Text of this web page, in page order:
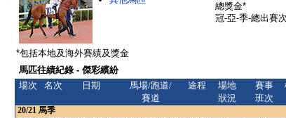
總獎金*
冠-亞-季-總出賽
*包括本地及海外賽績及獎金
馬匹往績紀錄 - 傑彩繽紛
場次
名次 日期
馬場/跑道/
賽道
途程
場地
狀況
賽事
班次
20/21 馬季